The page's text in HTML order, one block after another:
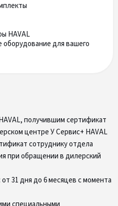
HAVAL
для вашего
получившим сертификат
центре У Сервис+ HAVAL
сотруднику отдела
при обращении в дилерский
31 дня до 6 месяцев с момента